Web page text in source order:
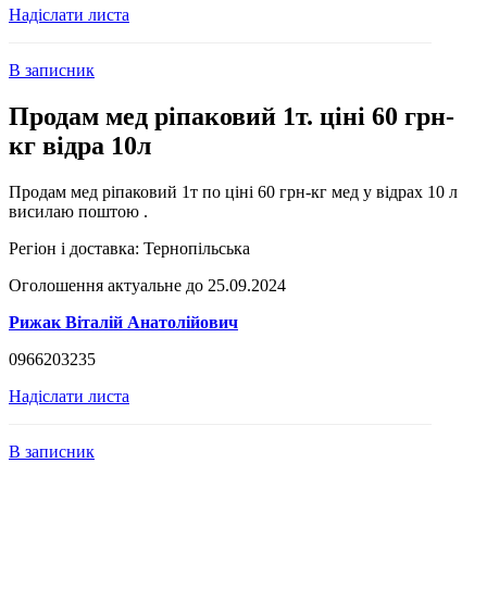
Надіслати листа
В записник
Продам мед ріпаковий 1т. ціні 60 грн-
кг відра 10л
Продам мед ріпаковий 1т по ціні 60 грн-кг мед у відрах 10 л
висилаю поштою .
Регіон і доставка: Тернопільська
Оголошення актуальне до 25.09.2024
Рижак Віталій Анатолійович
0966203235
Надіслати листа
В записник